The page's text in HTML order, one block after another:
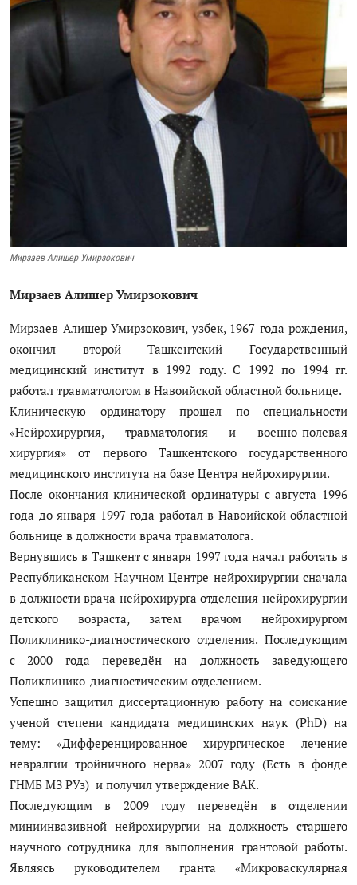
Цифровые коллекции
История здравоохранения Узбекистана
Периодические издания
Фотогалерея
Медики Узбекистана
ВАК
Статистика
PDF-translator
Проблемы Арала
Антикоррупция
Русский
Мирзаев Алишер Умирзокович
Мирзаев Алишер Умирзокович
Мирзаев Алишер Умирзокович, узбек, 1967 года рождения,
окончил второй Ташкентский Государственный
медицинский институт в 1992 году. С 1992 по 1994 гг.
работал травматологом в Навоийской областной больнице.
Клиническую ординатору прошел по специальности
«Нейрохирургия, травматология и военно-полевая
хирургия» от первого Ташкентского государственного
медицинского института на базе Центра нейрохирургии.
После окончания клинической ординатуры с августа 1996
года до января 1997 года работал в Навоийской областной
больнице в должности врача травматолога.
Вернувшись в Ташкент с января 1997 года начал работать в
Республиканском Научном Центре нейрохирургии сначала
в должности врача нейрохирурга отделения нейрохирургии
детского возраста, затем врачом нейрохирургом
Поликлинико-диагностического отделения. Последующим
с 2000 года переведён на должность заведующего
Поликлинико-диагностическим отделением.
Успешно защитил диссертационную работу на соискание
ученой степени кандидата медицинских наук (PhD) на
тему: «Дифференцированное хирургическое лечение
невралгии тройничного нерва» 2007 году (Есть в фонде
ГНМБ МЗ РУз) и получил утверждение ВАК.
Последующим в 2009 году переведён в отделении
миниинвазивной нейрохирургии на должность старшего
научного сотрудника для выполнения грантовой работы.
Являясь руководителем гранта «Микроваскулярная